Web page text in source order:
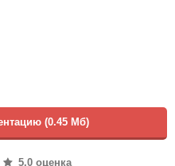
(0.45 Мб)
5.0 оценка